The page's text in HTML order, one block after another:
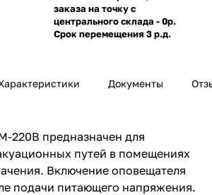
заказа на точку с
центрального склада - 0р.
Срок перемещения 3 р.д.
Документы
220В предназначен для
путей в помещениях
Включение оповещателя
подачи питающего напряжения.